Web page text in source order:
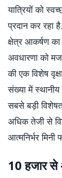
यात्रियों को
प्रदान कर रहा
क्षेत्र आकर्षण का
अवधारणा को
की एक विशेष
संख्या में
सबसे बड़ी
अधिक तेजी से
आत्मनिर्भर मिनी
10 हजार